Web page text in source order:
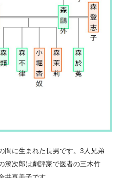
間に生まれた長男です。3人兄弟
篤次郎は劇評家で医者の三木竹